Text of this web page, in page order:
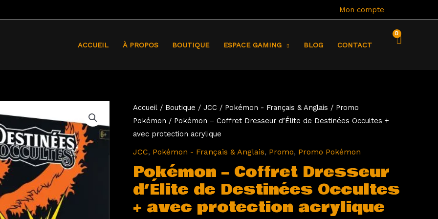
Mon compte
ACCUEIL À PROPOS BOUTIQUE ESPACE GAMING BLOG CONTACT
Accueil / Boutique / JCC / Pokémon - Français & Anglais / Promo
Pokémon / Pokémon – Coffret Dresseur d’Élite de Destinées Occultes +
avec protection acrylique
JCC, Pokémon - Français & Anglais, Promo, Promo Pokémon
Pokémon – Coffret Dresseur
d’Élite de Destinées Occultes
+ avec protection acrylique